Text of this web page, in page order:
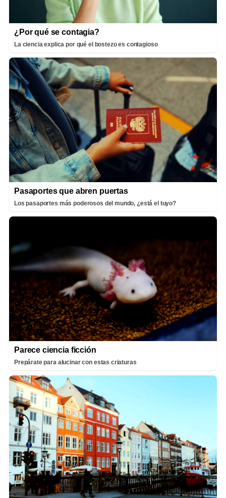
¿Por qué se contagia?
La ciencia explica por qué el bostezo es contagioso
Pasaportes que abren puertas
Los pasaportes más poderosos del mundo, ¿está el tuyo?
Parece ciencia ficción
Prepárate para alucinar con estas criaturas